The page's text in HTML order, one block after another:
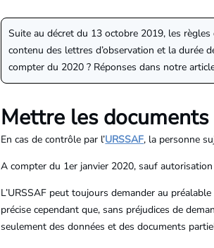
Suite au décret du 13 octobre 2019, les
contenu des lettres d’observation et la durée
compter du 2020 ? Réponses dans notre
Mettre les
En cas de contrôle par l’URSSAF, la personne
A compter du 1er janvier 2020, sauf
L’URSSAF peut toujours demander au
précise cependant que, sans préjudices de
seulement des données et des documents